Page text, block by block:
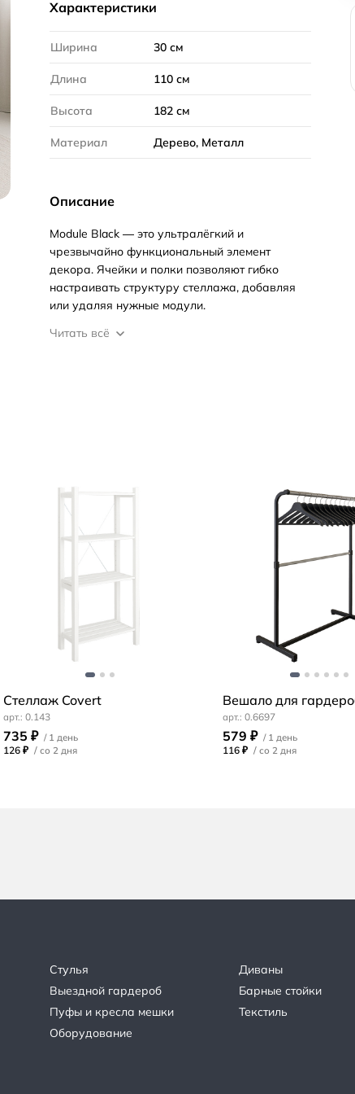
Характеристики
Ширина 30 см
Длина 110 см
Высота 182 см
Материал Дерево, Металл
Описание
Module Black — это ультралёгкий и
чрезвычайно функциональный элемент
декора. Ячейки и полки позволяют гибко
настраивать структуру стеллажа, добавляя
или удаляя нужные модули.
Читать всё
Стеллаж Covert
0.143
735 ₽
126 ₽ /
Вешало для
0.6697
579 ₽
116 ₽ /
Стулья
Диваны
Выездной гардероб
Барные стойки
Пуфы и кресла мешки
Текстиль
Оборудование